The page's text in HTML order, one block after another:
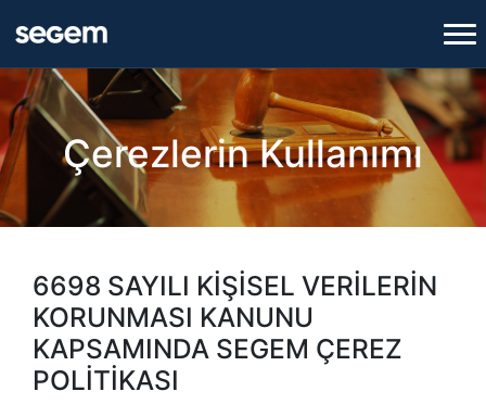
Çerezlerin Kullanımı
6698 SAYILI KİŞİSEL VERİLERİN
KORUNMASI KANUNU
KAPSAMINDA SEGEM ÇEREZ
POLİTİKASI